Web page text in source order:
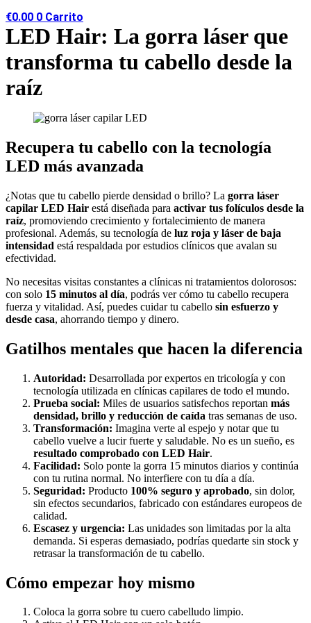
€0.00 0 Carrito
LED Hair: La gorra láser que
transforma tu cabello desde la
raíz
Recupera tu cabello con la tecnología
LED más avanzada
¿Notas que tu cabello pierde densidad o brillo? La gorra láser
capilar LED Hair está diseñada para activar tus folículos desde la
raíz, promoviendo crecimiento y fortalecimiento de manera
profesional. Además, su tecnología de luz roja y láser de baja
intensidad está respaldada por estudios clínicos que avalan su
efectividad.
No necesitas visitas constantes a clínicas ni tratamientos dolorosos:
con solo 15 minutos al día, podrás ver cómo tu cabello recupera
fuerza y vitalidad. Así, puedes cuidar tu cabello sin esfuerzo y
desde casa, ahorrando tiempo y dinero.
Gatilhos mentales que hacen la diferencia
Autoridad: Desarrollada por expertos en tricología y con
tecnología utilizada en clínicas capilares de todo el mundo.
Prueba social: Miles de usuarios satisfechos reportan más
densidad, brillo y reducción de caída tras semanas de uso.
Transformación: Imagina verte al espejo y notar que tu
cabello vuelve a lucir fuerte y saludable. No es un sueño, es
resultado comprobado con LED Hair.
Facilidad: Solo ponte la gorra 15 minutos diarios y continúa
con tu rutina normal. No interfiere con tu día a día.
Seguridad: Producto 100% seguro y aprobado, sin dolor,
sin efectos secundarios, fabricado con estándares europeos de
calidad.
Escasez y urgencia: Las unidades son limitadas por la alta
demanda. Si esperas demasiado, podrías quedarte sin stock y
retrasar la transformación de tu cabello.
Cómo empezar hoy mismo
Coloca la gorra sobre tu cuero cabelludo limpio.